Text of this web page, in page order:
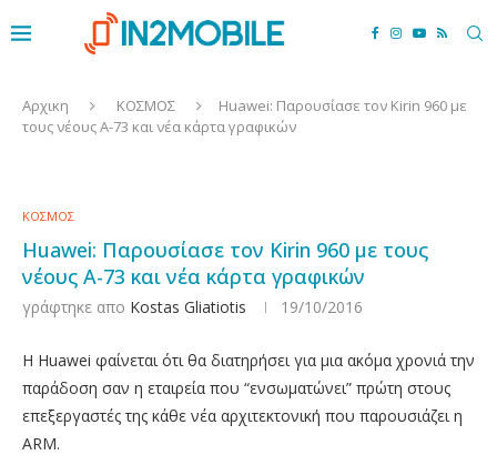
Αρχικη ΚΟΣΜΟΣ
Huawei: Παρουσίασε τον Kirin 960 με
τους νέους Α-73 και νέα κάρτα γραφικών
ΚΟΣΜΟΣ
Huawei: Παρουσίασε τον Kirin 960 με τους
νέους Α-73 και νέα κάρτα γραφικών
γράφτηκε απο Kostas Gliatiotis 19/10/2016
Η Huawei φαίνεται ότι θα διατηρήσει για μια ακόμα χρονιά την
παράδοση σαν η εταιρεία που “ενσωματώνει” πρώτη στους
επεξεργαστές της κάθε νέα αρχιτεκτονική που παρουσιάζει η
ARM.